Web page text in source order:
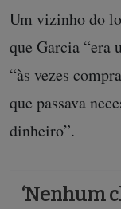
Um vizinho do
que Garcia “era
“às vezes
que passava
dinheiro”.
‘Nenhum